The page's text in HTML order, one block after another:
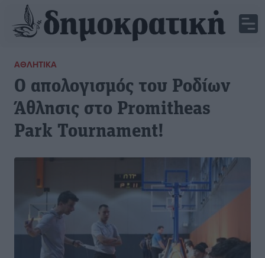
ΑΘΛΗΤΙΚΆ
Ο απολογισμός του Ροδίων
Άθλησις στο Promitheas
Park Tournament!